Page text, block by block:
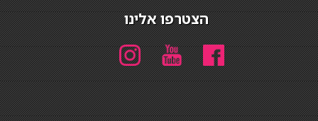
הצטרפו אלינו